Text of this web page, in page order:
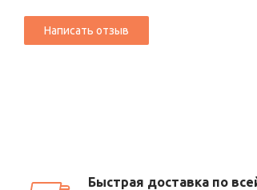
Быстрая доставка по